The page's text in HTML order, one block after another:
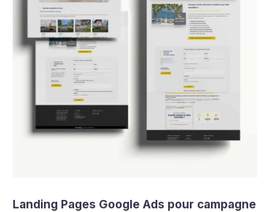
Landing Pages Google Ads pour campagne